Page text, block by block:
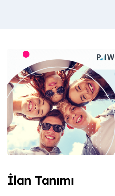
İlan Tanımı